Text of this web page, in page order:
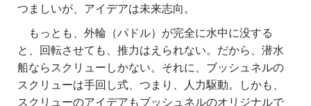
つましいが、アイデアは未来志向。
もっとも、外輪（パドル）が完全に水中に没する
と、回転させても、推力はえられない。だから、潜水
船ならスクリューしかない。それに、ブッシュネルの
スクリューは手回し式、つまり、人力駆動。しかも、
スクリューのアイデアもブッシュネルのオリジナルで